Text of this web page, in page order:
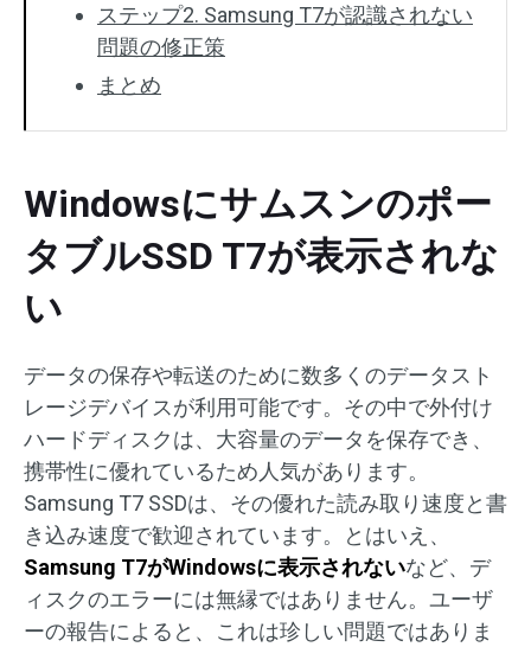
ステップ2. Samsung T7が認識されない
問題の修正策
まとめ
Windowsにサムスンのポー
タブルSSD T7が表示されな
い
データの保存や転送のために数多くのデータスト
レージデバイスが利用可能です。その中で外付け
ハードディスクは、大容量のデータを保存でき、
携帯性に優れているため人気があります。
Samsung T7 SSDは、その優れた読み取り速度と書
き込み速度で歓迎されています。とはいえ、
Samsung T7がWindowsに表示されないなど、デ
ィスクのエラーには無縁ではありません。ユーザ
ーの報告によると、これは珍しい問題ではありま